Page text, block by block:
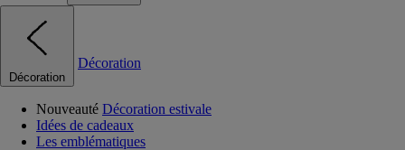
Décoration
Décoration
Nouveauté Décoration estivale
Idées de cadeaux
Les emblématiques